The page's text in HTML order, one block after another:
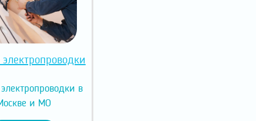
в
и МО